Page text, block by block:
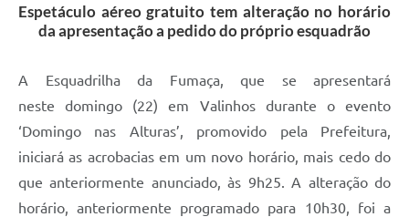
Enquete
Agenda
Contato
Espetáculo aéreo gratuito tem alteração no horário
da apresentação a pedido do próprio esquadrão
A Esquadrilha da Fumaça, que se apresentará
neste domingo (22) em Valinhos durante o evento
‘Domingo nas Alturas’, promovido pela Prefeitura,
iniciará as acrobacias em um novo horário, mais cedo do
que anteriormente anunciado, às 9h25. A alteração do
horário, anteriormente programado para 10h30, foi a